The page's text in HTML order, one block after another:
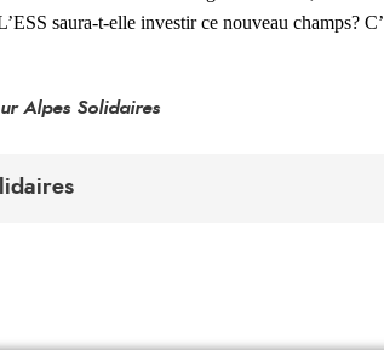
saura-t-elle investir ce nouveau champs?
Alpes Solidaires